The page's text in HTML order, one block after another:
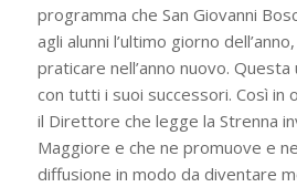
programma che San Giovanni
agli alunni l’ultimo giorno
praticare nell’anno nuovo.
con tutti i suoi successori. Così in
il Direttore che legge la Strenna
Maggiore e che ne promuove e
diffusione in modo da diventare